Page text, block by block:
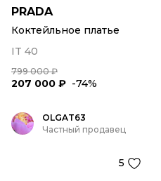
PRADA
Коктейльное платье
IT 40
799 000 ₽
207 000 ₽ -74%
OLGAT63
Частный продавец
5